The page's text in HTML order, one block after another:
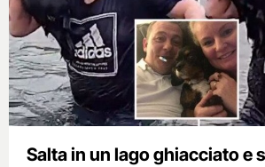
Salta in un lago ghiacciato e